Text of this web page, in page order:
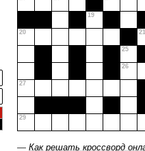
19
20 21
25
26
27
29
— Как решать кроссворд